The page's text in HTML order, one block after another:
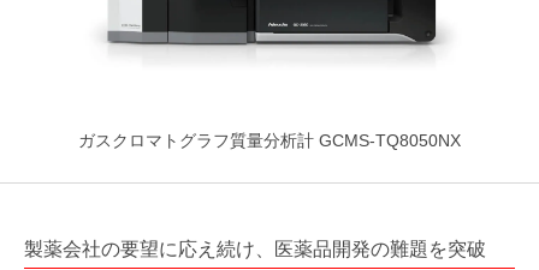
ガスクロマトグラフ質量分析計 GCMS-TQ8050NX
製薬会社の要望に応え続け、医薬品開発の難題を突破